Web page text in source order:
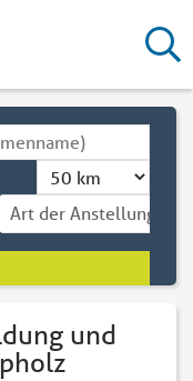
Art der Anstellung
und